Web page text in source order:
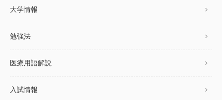
大学情報
勉強法
医療用語解説
入試情報